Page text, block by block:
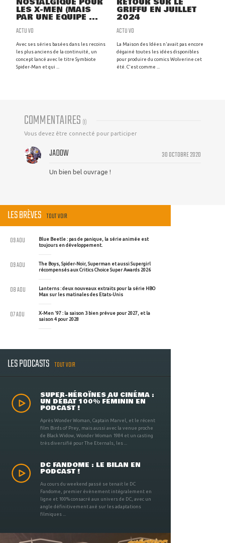
LES X-MEN (MAIS
PAR UNE ÉQUIPE ...
ACTU VO
Avec ses séries basées dans les recoins
les plus anciens de la continuité, un
concept lancé avec le titre Symbiote
Spider-Man et qui ...
GRIFFU EN JUILLET
2024
ACTU VO
La Maison des Idées n'avait pas encore
dégainé toutes les idées disponibles
pour produire du comics Wolverine cet
été. C'est comme ...
COMMENTAIRES (1)
Vous devez être connecté pour participer
30 OCTOBRE 2020
JADOW
Un bien bel ouvrage !
LES BRÈVES TOUT VOIR
Blue Beetle : pas de panique, la série animée est
toujours en développement.
09 AOU
The Boys, Spider-Noir, Superman et aussi Supergirl
récompensés aux Critics Choice Super Awards 2026
09 AOU
Lanterns : deux nouveaux extraits pour la série HBO
Max sur les matinales des Etats-Unis
08 AOU
X-Men '97 : la saison 3 bien prévue pour 2027, et la
saison 4 pour 2028
07 AOU
LES PODCASTS TOUT VOIR
SUPER-HÉROÏNES AU CINÉMA :
UN DÉBAT 100% FÉMININ EN
PODCAST !
Après Wonder Woman, Captain Marvel, et le récent
film Birds of Prey, mais aussi avec la venue proche
de Black Widow, Wonder Woman 1984 et un casting
très diversifié pour The Eternals, les ...
DC FANDOME : LE BILAN EN
PODCAST !
Au cours du weekend passé se tenait le DC
Fandome, premier évènement intégralement en
ligne et 100% consacré aux univers de DC, avec un
angle définitivement axé sur les adaptations
filmiques ...